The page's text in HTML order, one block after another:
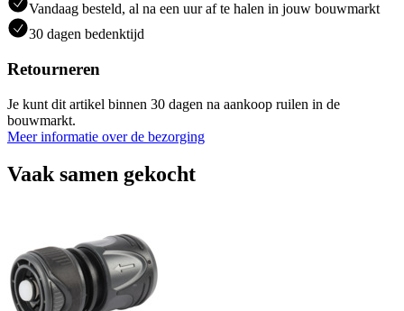
Vandaag besteld, al na een uur af te halen in jouw bouwmarkt
30 dagen bedenktijd
Retourneren
Je kunt dit artikel binnen 30 dagen na aankoop ruilen in de
bouwmarkt.
Meer informatie over de bezorging
Vaak samen gekocht